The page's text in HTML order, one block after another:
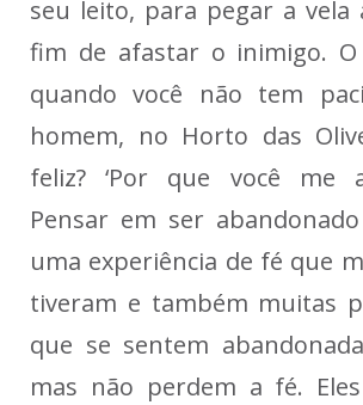
seu leito, para pegar a vela
fim de afastar o inimigo.
quando você não tem
homem, no Horto das
feliz? ‘Por que você me
Pensar em ser
uma experiência de fé que
tiveram e também muitas
que se sentem
mas não perdem a fé.